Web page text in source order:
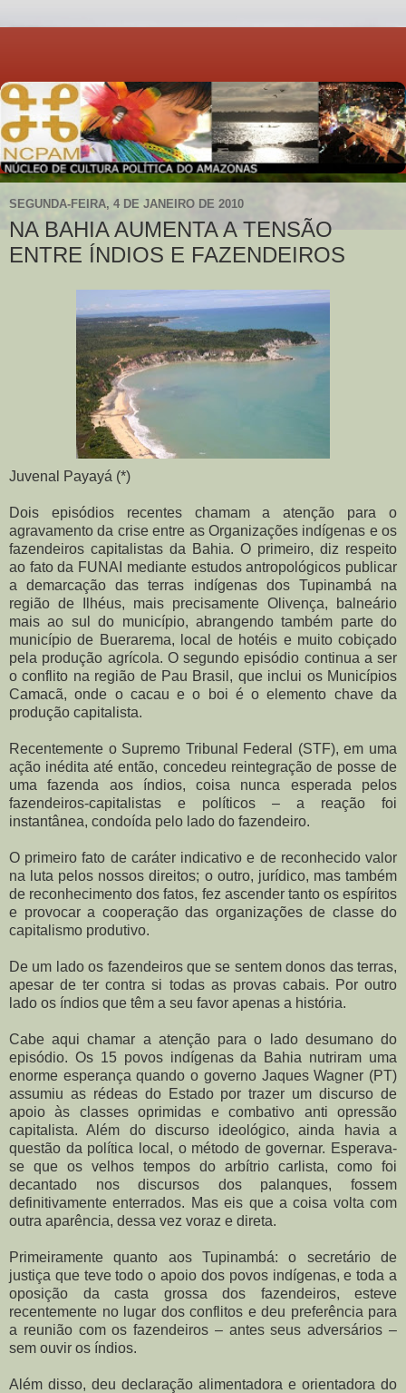
SEGUNDA-FEIRA, 4 DE JANEIRO DE 2010
NA BAHIA AUMENTA A TENSÃO
ENTRE ÍNDIOS E FAZENDEIROS
Juvenal Payayá (*)
Dois episódios recentes chamam a atenção para o
agravamento da crise entre as Organizações indígenas e os
fazendeiros capitalistas da Bahia. O primeiro, diz respeito
ao fato da FUNAI mediante estudos antropológicos publicar
a demarcação das terras indígenas dos Tupinambá na
região de Ilhéus, mais precisamente Olivença, balneário
mais ao sul do município, abrangendo também parte do
município de Buerarema, local de hotéis e muito cobiçado
pela produção agrícola. O segundo episódio continua a ser
o conflito na região de Pau Brasil, que inclui os Municípios
Camacã, onde o cacau e o boi é o elemento chave da
produção capitalista.
Recentemente o Supremo Tribunal Federal (STF), em uma
ação inédita até então, concedeu reintegração de posse de
uma fazenda aos índios, coisa nunca esperada pelos
fazendeiros-capitalistas e políticos – a reação foi
instantânea, condoída pelo lado do fazendeiro.
O primeiro fato de caráter indicativo e de reconhecido valor
na luta pelos nossos direitos; o outro, jurídico, mas também
de reconhecimento dos fatos, fez ascender tanto os espíritos
e provocar a cooperação das organizações de classe do
capitalismo produtivo.
De um lado os fazendeiros que se sentem donos das terras,
apesar de ter contra si todas as provas cabais. Por outro
lado os índios que têm a seu favor apenas a história.
Cabe aqui chamar a atenção para o lado desumano do
episódio. Os 15 povos indígenas da Bahia nutriram uma
enorme esperança quando o governo Jaques Wagner (PT)
assumiu as rédeas do Estado por trazer um discurso de
apoio às classes oprimidas e combativo anti opressão
capitalista. Além do discurso ideológico, ainda havia a
questão da política local, o método de governar. Esperava-
se que os velhos tempos do arbítrio carlista, como foi
decantado nos discursos dos palanques, fossem
definitivamente enterrados. Mas eis que a coisa volta com
outra aparência, dessa vez voraz e direta.
Primeiramente quanto aos Tupinambá: o secretário de
justiça que teve todo o apoio dos povos indígenas, e toda a
oposição da casta grossa dos fazendeiros, esteve
recentemente no lugar dos conflitos e deu preferência para
a reunião com os fazendeiros – antes seus adversários –
sem ouvir os índios.
Além disso, deu declaração alimentadora e orientadora do